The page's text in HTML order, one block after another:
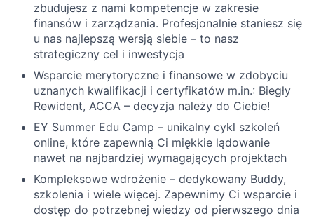
zbudujesz z nami kompetencje w zakresie
finansów i zarządzania. Profesjonalnie staniesz się
u nas najlepszą wersją siebie – to nasz
strategiczny cel i inwestycja
Wsparcie merytoryczne i finansowe w zdobyciu
uznanych kwalifikacji i certyfikatów m.in.: Biegły
Rewident, ACCA – decyzja należy do Ciebie!
EY Summer Edu Camp – unikalny cykl szkoleń
online, które zapewnią Ci miękkie lądowanie
nawet na najbardziej wymagających projektach
Kompleksowe wdrożenie – dedykowany Buddy,
szkolenia i wiele więcej. Zapewnimy Ci wsparcie i
dostęp do potrzebnej wiedzy od pierwszego dnia